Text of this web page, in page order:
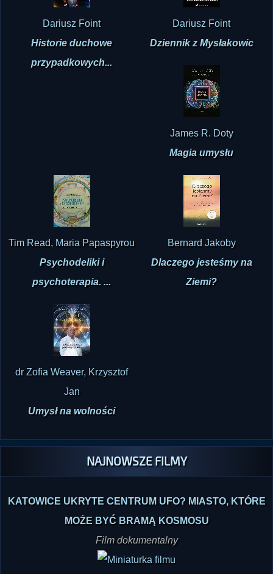
Dariusz Foint
Historie duchowe
przypadkowych...
Dariusz Foint
Dziennik z Mysłakowic
James R. Doty
Magia umysłu
Tim Read, Maria Papaspyrou
Psychodeliki i
psychoterapia. ...
Bernard Jakoby
Dlaczego jesteśmy na
Ziemi?
dr Zofia Weaver, Krzysztof
Jan
Umysł na wolności
NAJNOWSZE FILMY
KATOWICE UKRYTE CENTRUM UFO? MIASTO, KTÓRE
MOŻE BYĆ BRAMĄ KOSMOSU
Film dokumentalny